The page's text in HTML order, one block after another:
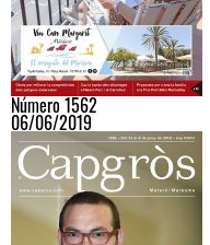
Número 1562
06/06/2019